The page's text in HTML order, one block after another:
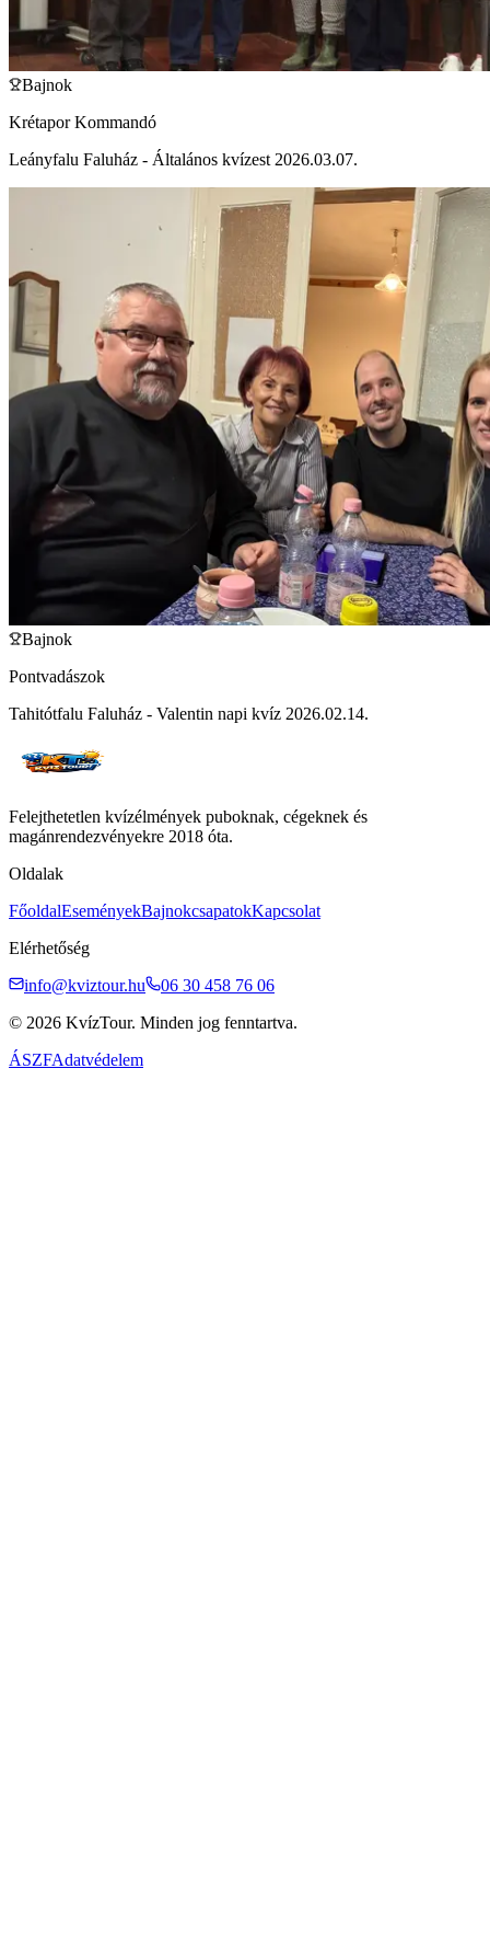
Bajnok
Krétapor Kommandó
Leányfalu Faluház - Általános kvízest 2026.03.07.
Bajnok
Pontvadászok
Tahitótfalu Faluház - Valentin napi kvíz 2026.02.14.
Felejthetetlen kvízélmények puboknak, cégeknek és
magánrendezvényekre 2018 óta.
Oldalak
FőoldalEseményekBajnokcsapatokKapcsolat
Elérhetőség
info@kviztour.hu
06 30 458 76 06
© 2026 KvízTour. Minden jog fenntartva.
ÁSZFAdatvédelem